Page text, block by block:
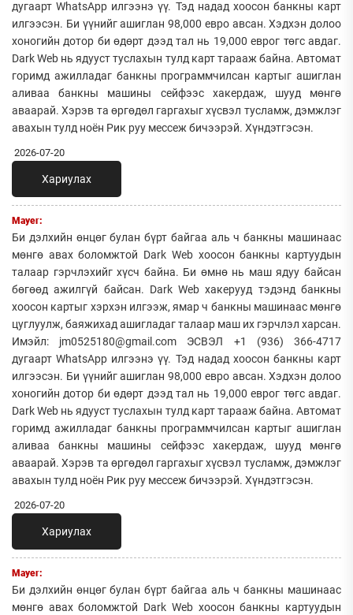
дугаарт WhatsApp илгээнэ үү. Тэд надад хоосон банкны карт
илгээсэн. Би үүнийг ашиглан 98,000 евро авсан. Хэдхэн долоо
хоногийн дотор би өдөрт дээд тал нь 19,000 еврог төгс авдаг.
Dark Web нь ядууст туслахын тулд карт тарааж байна. Автомат
горимд ажилладаг банкны программчилсан картыг ашиглан
аливаа банкны машины сейфээс хакердаж, шууд мөнгө
аваарай. Хэрэв та өргөдөл гаргахыг хүсвэл тусламж, дэмжлэг
авахын тулд ноён Рик руу мессеж бичээрэй. Хүндэтгэсэн.
2026-07-20
Хариулах
Mayer:
Би дэлхийн өнцөг булан бүрт байгаа аль ч банкны машинаас
мөнгө авах боломжтой Dark Web хоосон банкны картуудын
талаар гэрчлэхийг хүсч байна. Би өмнө нь маш ядуу байсан
бөгөөд ажилгүй байсан. Dark Web хакерууд тэдэнд банкны
хоосон картыг хэрхэн илгээж, ямар ч банкны машинаас мөнгө
цуглуулж, баяжихад ашигладаг талаар маш их гэрчлэл харсан.
Имэйл: jm0525180@gmail.com ЭСВЭЛ +1 (936) 366-4717
дугаарт WhatsApp илгээнэ үү. Тэд надад хоосон банкны карт
илгээсэн. Би үүнийг ашиглан 98,000 евро авсан. Хэдхэн долоо
хоногийн дотор би өдөрт дээд тал нь 19,000 еврог төгс авдаг.
Dark Web нь ядууст туслахын тулд карт тарааж байна. Автомат
горимд ажилладаг банкны программчилсан картыг ашиглан
аливаа банкны машины сейфээс хакердаж, шууд мөнгө
аваарай. Хэрэв та өргөдөл гаргахыг хүсвэл тусламж, дэмжлэг
авахын тулд ноён Рик руу мессеж бичээрэй. Хүндэтгэсэн.
2026-07-20
Хариулах
Mayer:
Би дэлхийн өнцөг булан бүрт байгаа аль ч банкны машинаас
мөнгө авах боломжтой Dark Web хоосон банкны картуудын